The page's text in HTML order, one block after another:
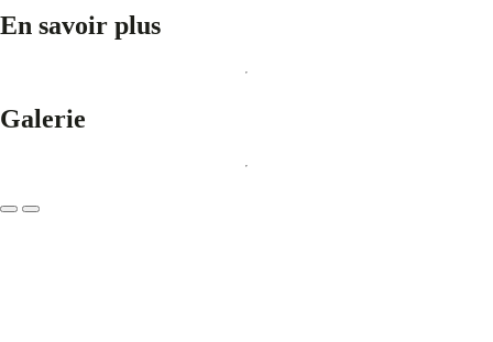
En savoir plus
Galerie